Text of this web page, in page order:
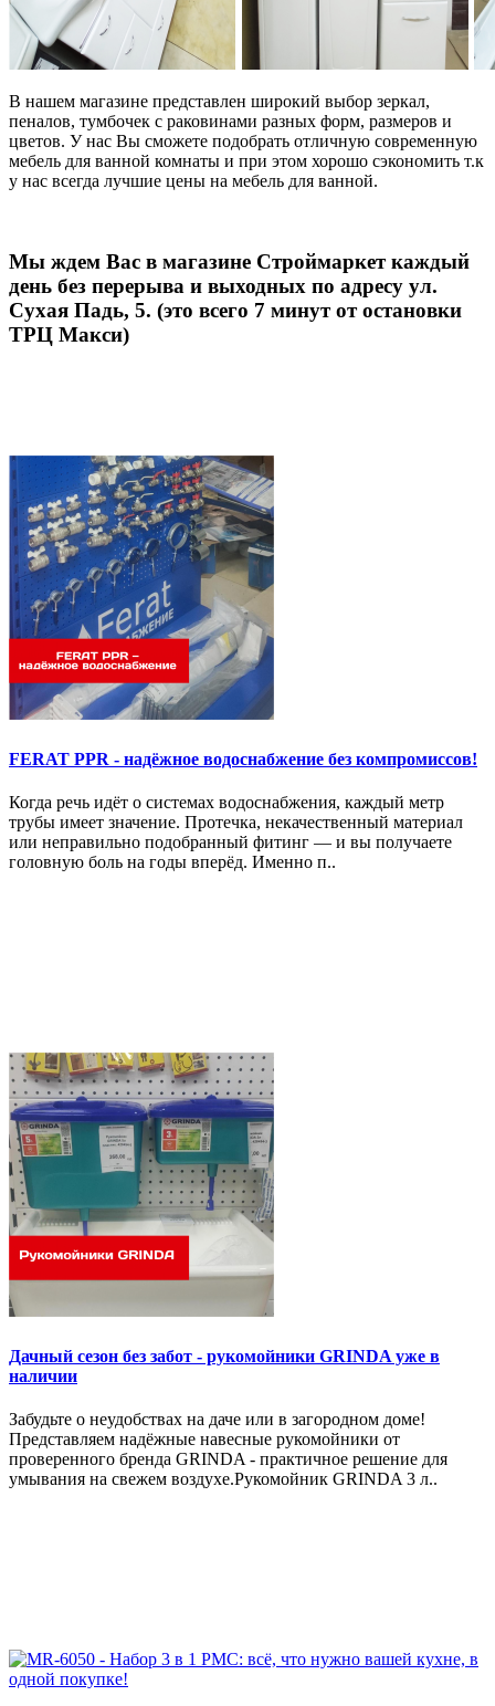
В нашем магазине представлен широкий выбор зеркал,
пеналов, тумбочек с раковинами разных форм, размеров и
цветов. У нас Вы сможете подобрать отличную современную
мебель для ванной комнаты и при этом хорошо сэкономить т.к
у нас всегда лучшие цены на мебель для ванной.
Мы ждем Вас в магазине Строймаркет каждый
день без перерыва и выходных по адресу ул.
Сухая Падь, 5. (это всего 7 минут от остановки
ТРЦ Макси)
FERAT PPR - надёжное водоснабжение без компромиссов!
Когда речь идёт о системах водоснабжения, каждый метр
трубы имеет значение. Протечка, некачественный материал
или неправильно подобранный фитинг — и вы получаете
головную боль на годы вперёд. Именно п..
Дачный сезон без забот - рукомойники GRINDA уже в
наличии
Забудьте о неудобствах на даче или в загородном доме!
Представляем надёжные навесные рукомойники от
проверенного бренда GRINDA - практичное решение для
умывания на свежем воздухе.Рукомойник GRINDA 3 л..